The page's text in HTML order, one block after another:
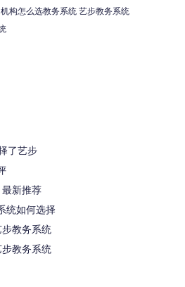
构怎么选教务系统 艺步教务系统
了艺步
新推荐
统如何选择
教务系统
教务系统